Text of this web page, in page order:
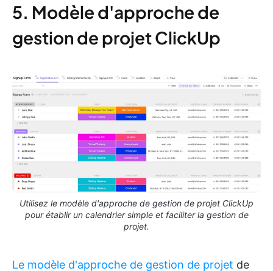
5. Modèle d'approche de
gestion de projet ClickUp
Utilisez le modèle d'approche de gestion de projet ClickUp
pour établir un calendrier simple et faciliter la gestion de
projet.
Le modèle d'approche de gestion de projet de